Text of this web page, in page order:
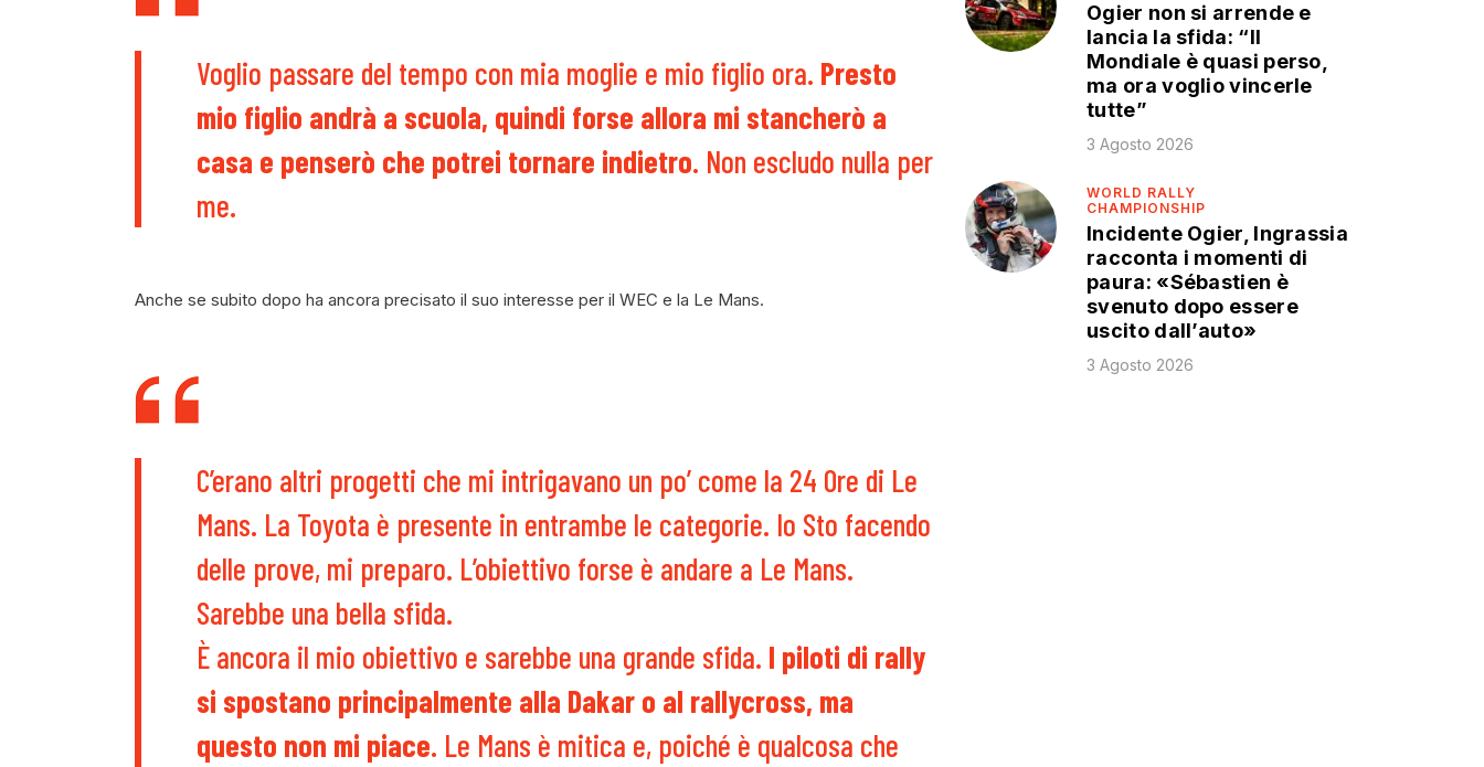
Voglio passare del tempo con mia moglie e mio figlio ora. Presto
mio figlio andrà a scuola, quindi forse allora mi stancherò a
casa e penserò che potrei tornare indietro. Non escludo nulla per
me.
Anche se subito dopo ha ancora precisato il suo interesse per il WEC e la Le Mans.
C’erano altri progetti che mi intrigavano un po’ come la 24 Ore di Le
Mans. La Toyota è presente in entrambe le categorie. Io Sto facendo
delle prove, mi preparo. L’obiettivo forse è andare a Le Mans.
Sarebbe una bella sfida.
È ancora il mio obiettivo e sarebbe una grande sfida. I piloti di rally
si spostano principalmente alla Dakar o al rallycross, ma
questo non mi piace. Le Mans è mitica e, poiché è qualcosa che
Ogier non si arrende e
lancia la sfida: “Il
Mondiale è quasi perso,
ma ora voglio vincerle
tutte”
3 Agosto 2026
WORLD RALLY
CHAMPIONSHIP
Incidente Ogier, Ingrassia
racconta i momenti di
paura: «Sébastien è
svenuto dopo essere
uscito dall’auto»
3 Agosto 2026